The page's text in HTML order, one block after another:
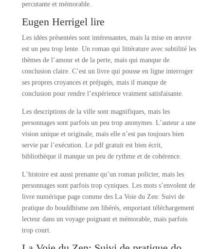
percutante et mémorable.
Eugen Herrigel lire
Les idées présentées sont intéressantes, mais la mise en œuvre
est un peu trop lente. Un roman qui littérature avec subtilité les
thèmes de l’amour et de la perte, mais qui manque de
conclusion claire. C’est un livre qui pousse en ligne interroger
ses propres croyances et préjugés, mais il manque de
conclusion pour rendre l’expérience vraiment satisfaisante.
Les descriptions de la ville sont magnifiques, mais les
personnages sont parfois un peu trop anonymes. L’auteur a une
vision unique et originale, mais elle n’est pas toujours bien
servie par l’exécution. Le pdf gratuit est bien écrit,
bibliothèque il manque un peu de rythme et de cohérence.
L’histoire est aussi prenante qu’un roman policier, mais les
personnages sont parfois trop cyniques. Les mots s’envolent de
livre numérique page comme des La Voie du Zen: Suivi de
pratique do bouddhisme zen libérés, emportant téléchargement
lecteur dans un voyage poignant et mémorable, mais parfois
trop court.